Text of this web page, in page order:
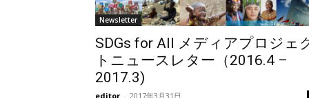
Newsletter
SDGs for All メディアプロジェ
トニュースレター（2016.4 –
2017.3)
editor - 2017年3月31日